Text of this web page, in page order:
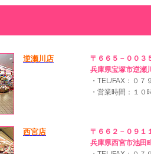
逆瀬川店
〒６６５－００３
兵庫県宝塚市逆瀬
・TEL/FAX：０７
・営業時間：１０
西宮店
〒６６２－０９１
兵庫県西宮市池田